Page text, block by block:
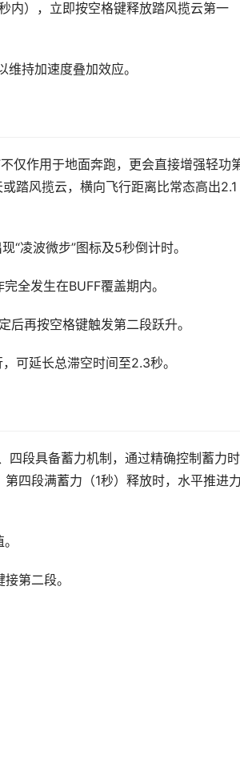
内），立即按空格键释放踏风揽云第一
持加速度叠加效应。
仅作用于地面奔跑，更会直接增强轻功
踏风揽云，横向飞行距离比常态高出2.1
“凌波微步”图标及5秒倒计时。
全发生在BUFF覆盖期内。
再按空格键触发第二段跃升。
可延长总滞空时间至2.3秒。
四段具备蓄力机制，通过精确控制蓄力时
四段满蓄力（1秒）释放时，水平推进
第二段。